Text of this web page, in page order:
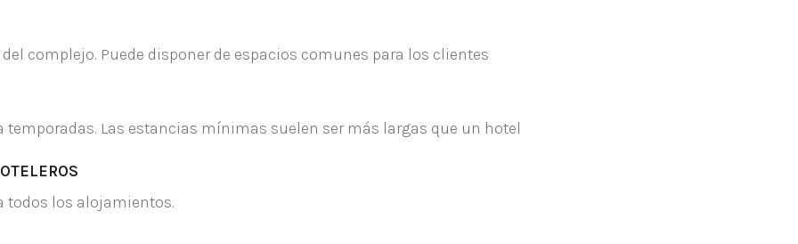
complejo. Puede disponer de espacios comunes para los clientes
Las estancias mínimas suelen ser más largas que un hotel
todos los alojamientos.